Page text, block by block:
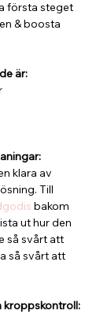
första steget
& boosta
är:
klara av
Till
bakom
ut hur den
så svårt att
så svårt att
kroppskontroll: